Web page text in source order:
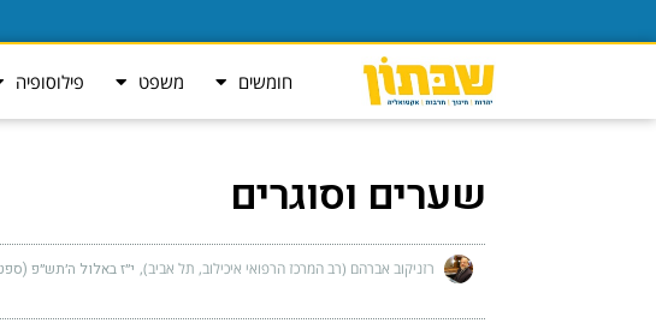
חומשים משפט פילוסופיה
שערים וסוגרים
רזניקוב אברהם (רב המרכז הרפואי איכילוב, תל אביב) י״ז באלול ה׳תש״פ (ספטמבר